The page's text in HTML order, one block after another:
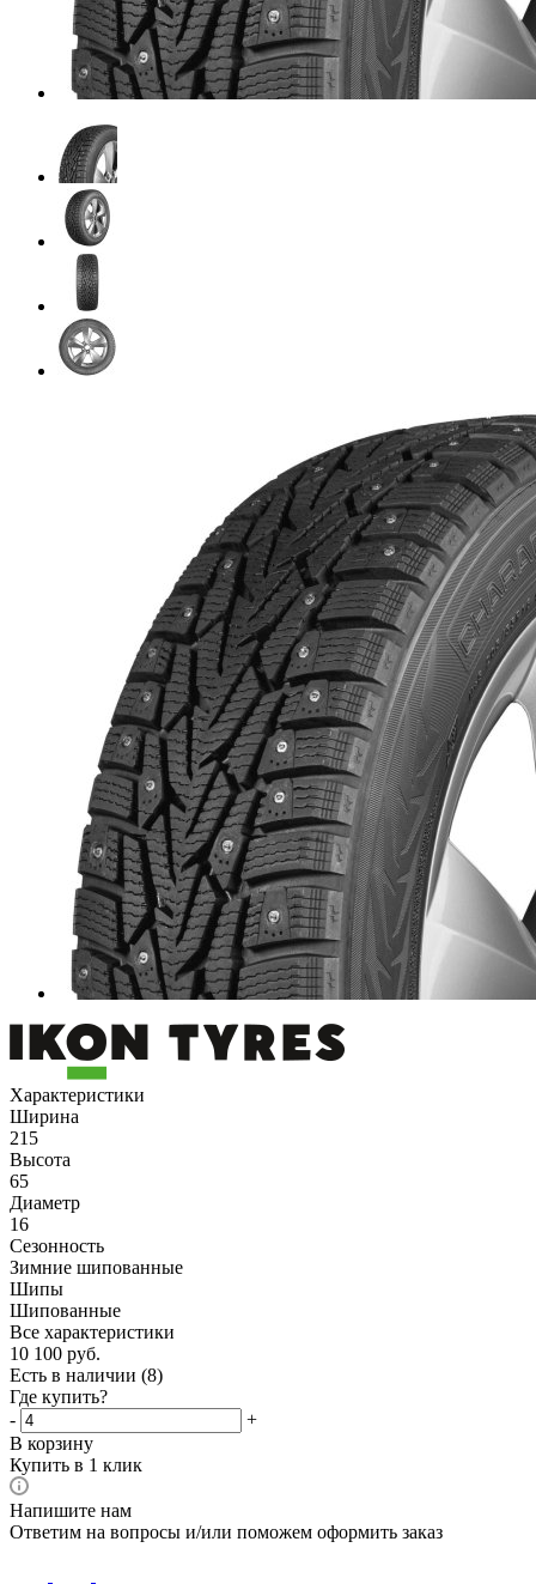
Характеристики
Ширина
215
Высота
65
Диаметр
16
Сезонность
Зимние шипованные
Шипы
Шипованные
Все характеристики
10 100 руб.
Есть в наличии (8)
Где купить?
-
+
В корзину
Купить в 1 клик
Напишите нам
Ответим на вопросы и/или поможем оформить заказ